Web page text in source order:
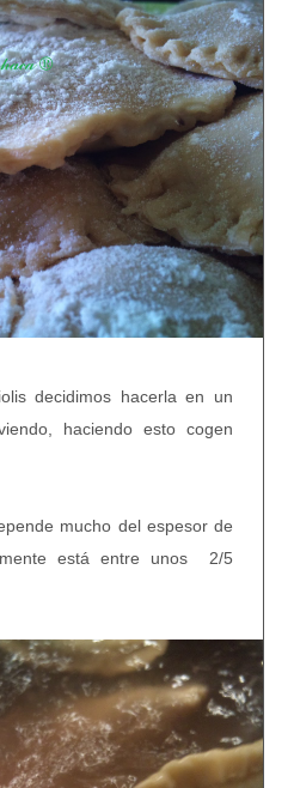
decidimos hacerla en un
haciendo esto cogen
mucho del espesor de
está entre unos 2/5